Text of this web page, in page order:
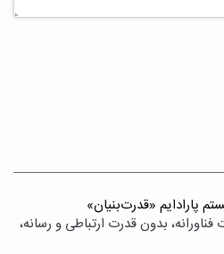
پارادایم «قدرت‌بنیان»
بدون قدرت ارتباطی و رسانه،